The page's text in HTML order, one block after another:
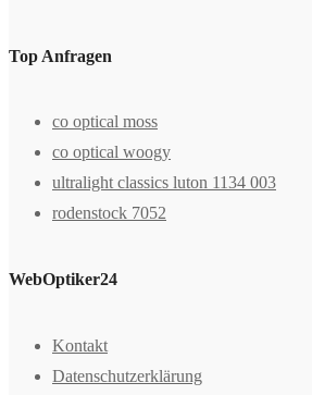
Top Anfragen
co optical moss
co optical woogy
ultralight classics luton 1134 003
rodenstock 7052
WebOptiker24
Kontakt
Datenschutzerklärung